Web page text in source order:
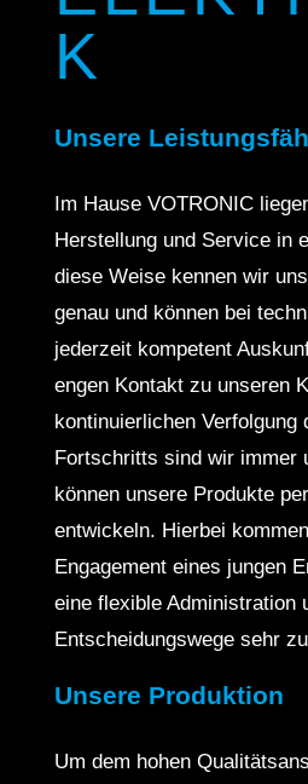
K
Unsere
Im Hause VOTRONIC
Herstellung und Service in
diese Weise kennen wir
genau und können bei
jederzeit kompetent
engen Kontakt zu unseren
kontinuierlichen Verfolgung
Fortschritts sind wir immer
können unsere Produkte
entwickeln. Hierbei
Engagement eines jungen
eine flexible Administration
Entscheidungswege sehr
Unsere Produktion
Um dem hohen